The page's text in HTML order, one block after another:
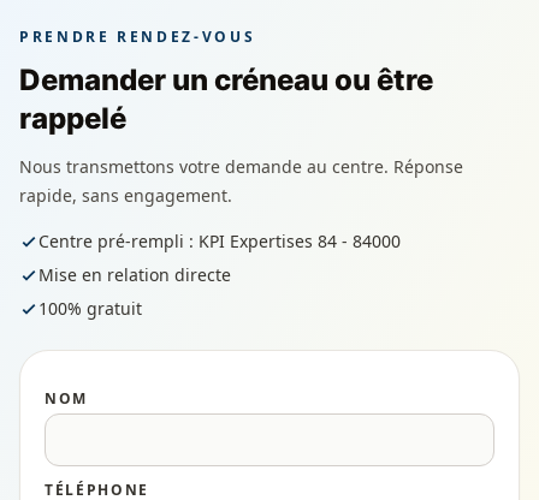
PRENDRE RENDEZ-VOUS
Demander un créneau ou être
rappelé
Nous transmettons votre demande au centre. Réponse
rapide, sans engagement.
Centre pré-rempli : KPI Expertises 84 - 84000
Mise en relation directe
100% gratuit
NOM
TÉLÉPHONE